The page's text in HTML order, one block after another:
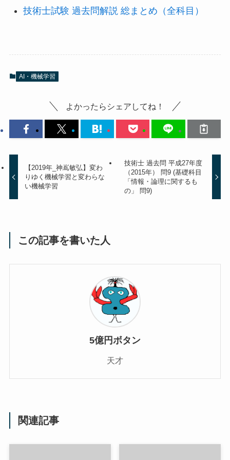
技術士試験 過去問解説 総まとめ（全科目）
AI・機械学習
よかったらシェアしてね！
【2019年_神嶌敏弘】変わ
りゆく機械学習と変わらな
い機械学習
技術士 過去問 平成27年度
（2015年） 問9 (基礎科目
「情報・論理に関するも
の」 問9)
この記事を書いた人
5億円ボタン
天才
関連記事